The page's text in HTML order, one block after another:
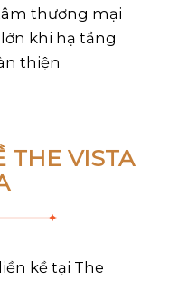
thương mại
khi hạ tầng
thiện
THE VISTA
kề tại The